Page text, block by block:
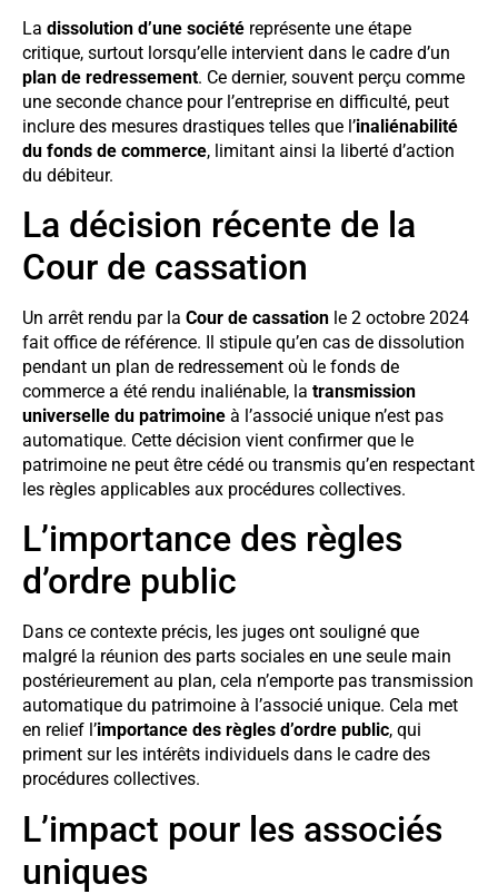
La dissolution d’une société représente une étape
critique, surtout lorsqu’elle intervient dans le cadre d’un
plan de redressement. Ce dernier, souvent perçu comme
une seconde chance pour l’entreprise en difficulté, peut
inclure des mesures drastiques telles que l’inaliénabilité
du fonds de commerce, limitant ainsi la liberté d’action
du débiteur.
La décision récente de la
Cour de cassation
Un arrêt rendu par la Cour de cassation le 2 octobre 2024
fait office de référence. Il stipule qu’en cas de dissolution
pendant un plan de redressement où le fonds de
commerce a été rendu inaliénable, la transmission
universelle du patrimoine à l’associé unique n’est pas
automatique. Cette décision vient confirmer que le
patrimoine ne peut être cédé ou transmis qu’en respectant
les règles applicables aux procédures collectives.
L’importance des règles
d’ordre public
Dans ce contexte précis, les juges ont souligné que
malgré la réunion des parts sociales en une seule main
postérieurement au plan, cela n’emporte pas transmission
automatique du patrimoine à l’associé unique. Cela met
en relief l’importance des règles d’ordre public, qui
priment sur les intérêts individuels dans le cadre des
procédures collectives.
L’impact pour les associés
uniques